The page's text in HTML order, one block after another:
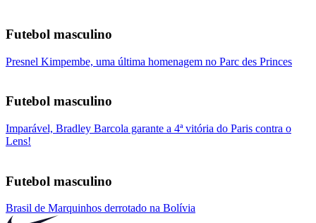
Futebol masculino
Presnel Kimpembe, uma última homenagem no Parc des Princes
Futebol masculino
Imparável, Bradley Barcola garante a 4ª vitória do Paris contra o
Lens!
Futebol masculino
Brasil de Marquinhos derrotado na Bolívia